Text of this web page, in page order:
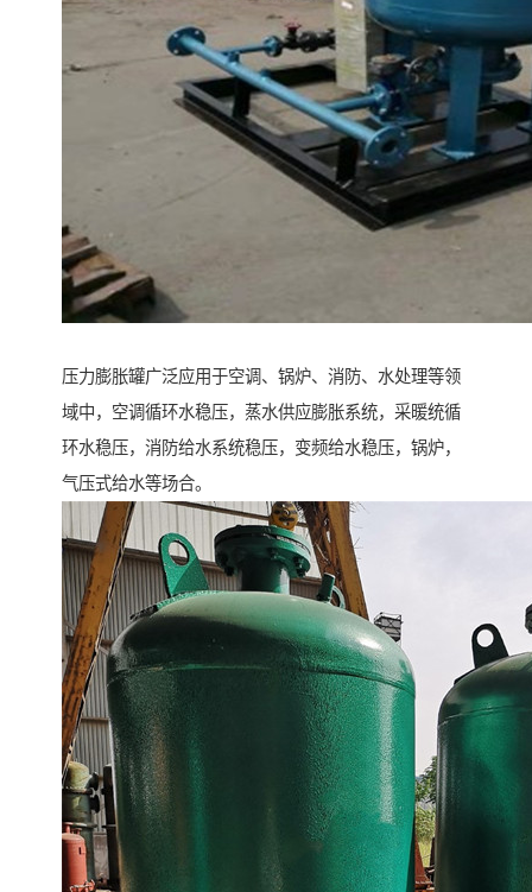
压力膨胀罐广泛应用于空调、锅炉、消防、水处理等领
域中，空调循环水稳压，蒸水供应膨胀系统，采暖统循
环水稳压，消防给水系统稳压，变频给水稳压，锅炉，
气压式给水等场合。